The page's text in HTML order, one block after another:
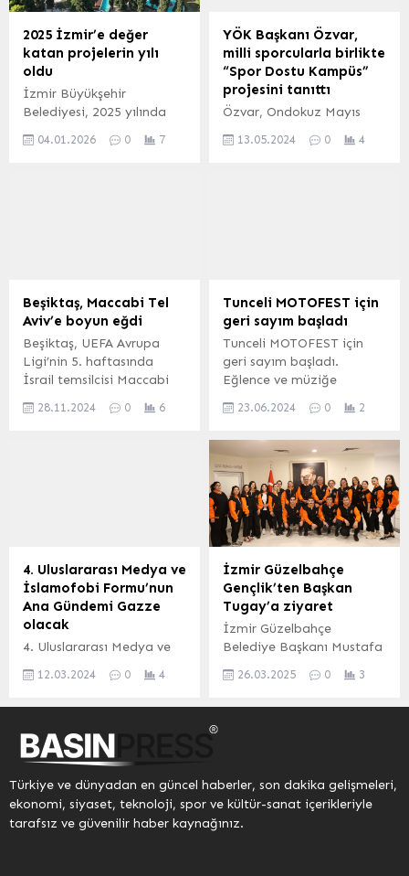
2025 İzmir’e değer
katan projelerin yılı
oldu
İzmir Büyükşehir
Belediyesi, 2025 yılında
yaşam kalitesini artıran
Belediyesi, 2025 yılı
boyunca kentin tarihine,
kültürüne ve yaşam
kalitesine değer katan
birçok projeyi tamamladı.
Başkan Dr....
04.01.2026 0 7
YÖK Başkanı Özvar,
milli sporcularla birlikte
“Spor Dostu Kampüs”
projesini tanıttı
Özvar, Ondokuz Mayıs
düzenlenen etkinlikte,
veren Özvar, basketbol
müsabakasını da “hava
topu” ile başlattı. Özvar,
daha sonra üniversitenin
futbol takımı ve
akademisyenlerle halı
saha maçı yaptı. Burada
13.05.2024 0 4
Beşiktaş, Maccabi Tel
Aviv’e boyun eğdi
Beşiktaş, UEFA Avrupa
Ligi’nin 5. haftasında
İsrail temsilcisi Maccabi
karşılaştı. Beşiktaş
Macaristan’da...
28.11.2024 0 6
Tunceli MOTOFEST için
geri sayım başladı
Tunceli MOTOFEST için
geri sayım başladı.
Eğlence ve müziğe
Haziran 2024, 15:43
MOTOFEST için geri sayım
başladı MOTOFEST ile
eğlence ve müziğe
doyamayacaksınız. 27
Haziran Öykü GÜRMAN,
28 Haziran RETROBÜS, 29
Haziran Can GOX,...
23.06.2024 0 2
4. Uluslararası Medya ve
İslamofobi Formu’nun
Ana Gündemi Gazze
olacak
4. Uluslararası Medya ve
Gündemi Gazze olacak Bu
Boyutlarıyla İslamofobi”
olarak belirlendi. Ana
Cumhurbaşkanı Recep
Tayyip Erdoğan’ın 4 yıl
önce bizzat katılarak
12.03.2024 0 4
İzmir Güzelbahçe
Gençlik’ten Başkan
Tugay’a ziyaret
İzmir Güzelbahçe
Belediye Başkanı Mustafa
Belediyesi Gençlik
forma hediye etti.
26.03.2025 0 3
Türkiye ve dünyadan en güncel haberler, son dakika gelişmeleri,
ekonomi, siyaset, teknoloji, spor ve kültür-sanat içerikleriyle
tarafsız ve güvenilir haber kaynağınız.